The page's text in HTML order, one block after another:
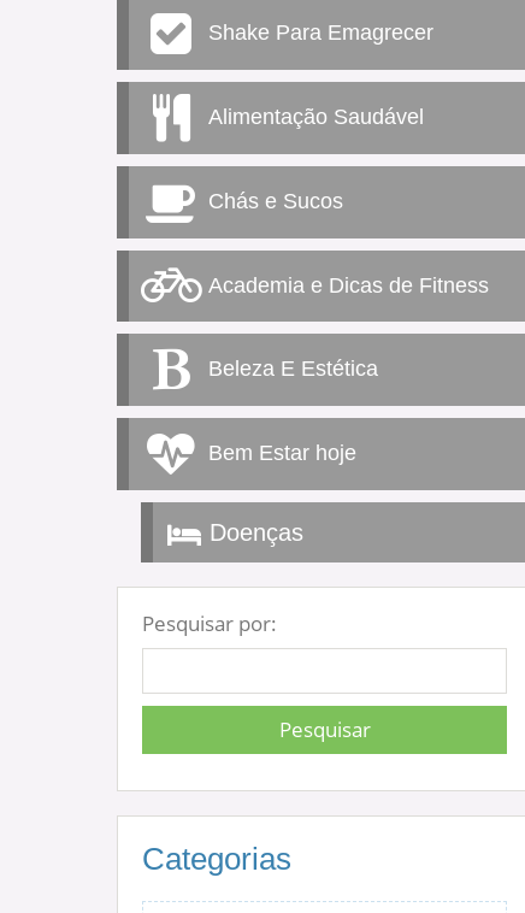
Shake Para Emagrecer
Alimentação Saudável
Chás e Sucos
Academia e Dicas de Fitness
Beleza E Estética
Bem Estar hoje
Doenças
Pesquisar por:
Categorias